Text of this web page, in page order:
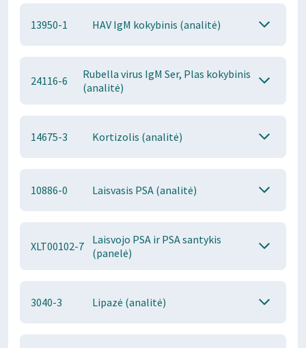
13950-1 HAV IgM kokybinis (analitė)
24116-6
Rubella virus IgM Ser, Plas kokybinis
(analitė)
14675-3 Kortizolis (analitė)
10886-0 Laisvasis PSA (analitė)
XLT00102-7
Laisvojo PSA ir PSA santykis
(panelė)
3040-3 Lipazė (analitė)